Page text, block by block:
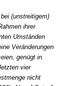
(unstreitigem)
ihrer
Umständen
Veränderungen
genügt in
vier
nicht